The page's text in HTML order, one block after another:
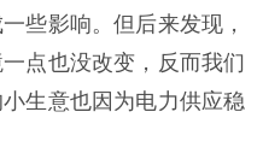
些影响。但后来发现，
点也没改变，反而我们
生意也因为电力供应稳